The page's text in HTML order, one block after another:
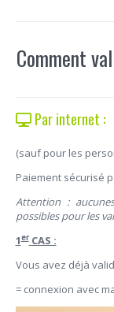
Comment
Par internet :
(sauf pour les
Paiement sécurisé
Attention :
possibles pour les
1erCAS :
Vous avez déjà
= connexion avec